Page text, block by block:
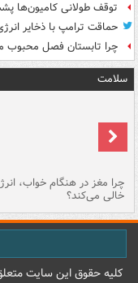
توقف طولانی کامیون‌ها
حماقت ترامپ با ذخایر
چرا تابستان فصل
سلامت
چرا مغز در هنگام خواب،
خالی می‌کند؟
کليه حقوق اين سايت